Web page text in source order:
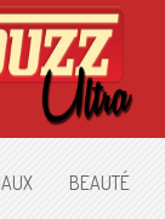
BEAUTÉ